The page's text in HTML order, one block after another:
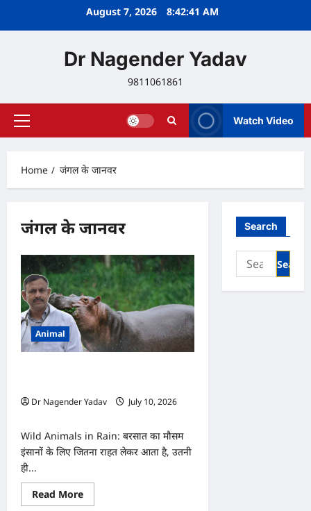
August 7, 2026 8:42:42 AM
Dr Nagender Yadav
9811061861
Primary
Watch Video
Home जंगल के जानवर
जंगल के जानवर
Animal
Dr Nagender Yadav
July 10, 2026
Wild Animals in Rain: बरसात का मौसम
इंसानों के लिए जितना राहत लेकर आता है, उतनी
ही...
Read MoreRead
more
Search
Search
for: